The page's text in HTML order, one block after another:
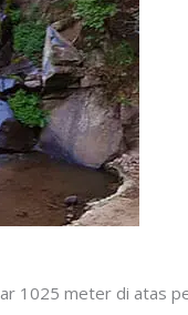
1025 meter di atas